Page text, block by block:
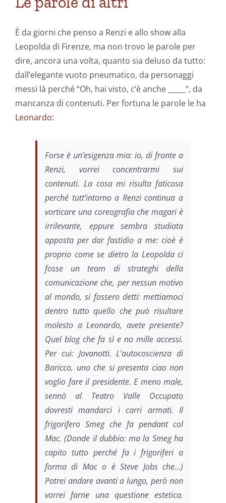
È da giorni che penso a Renzi e allo show alla
Leopolda di Firenze, ma non trovo le parole per
dire, ancora una volta, quanto sia deluso da tutto:
dall’elegante vuoto pneumatico, da personaggi
messi là perché “Oh, hai visto, c’è anche _____”, da
mancanza di contenuti. Per fortuna le parole le ha
Leonardo:
Forse è un’esigenza mia: io, di fronte a
Renzi, vorrei concentrarmi sui
contenuti. La cosa mi risulta faticosa
perché tutt’intorno a Renzi continua a
vorticare una coreografia che magari è
irrilevante, eppure sembra studiata
apposta per dar fastidio a me: cioè è
proprio come se dietro la Leopolda ci
fosse un team di strateghi della
comunicazione che, per nessun motivo
al mondo, si fossero detti: mettiamoci
dentro tutto quello che può risultare
molesto a Leonardo, avete presente?
Quel blog che fa sì e no mille accessi.
Per cui: Jovanotti. L’autocoscienza di
Baricco, uno che si presenta ciao non
voglio fare il presidente. E meno male,
sennò al Teatro Valle Occupato
dovresti mandarci i carri armati. Il
frigorifero Smeg che fa pendant col
Mac. (Donde il dubbio: ma la Smeg ha
capito tutto perché fa i frigoriferi a
forma di Mac o è Steve Jobs che…)
Potrei andare avanti a lungo, però non
vorrei farne una questione estetica.